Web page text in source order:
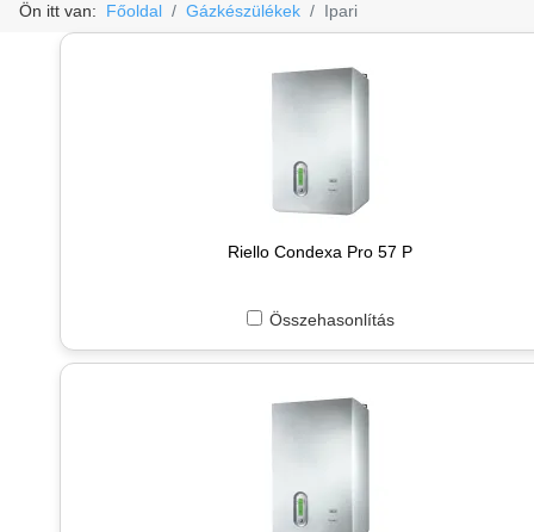
Ön itt van: Főoldal Gázkészülékek Ipari
Riello Condexa Pro 57 P
Összehasonlítás